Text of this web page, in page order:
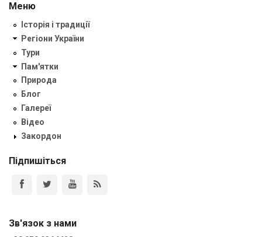
Меню
Історія і традиції
Регіони України
Тури
Пам'ятки
Природа
Блог
Галереї
Відео
Закордон
Підпишіться
Зв'язок з нами